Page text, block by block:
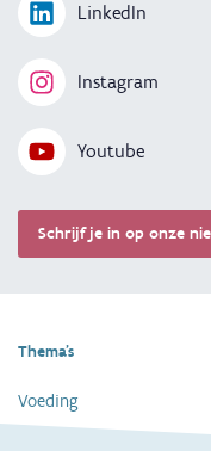
LinkedIn
Instagram
Youtube
Schrijf je in op onze
Thema's
Voeding